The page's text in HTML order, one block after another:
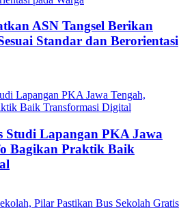
ASN Tangsel Berikan
Standar dan Berorientasi
Studi Lapangan PKA Jawa
Bagikan Praktik Baik